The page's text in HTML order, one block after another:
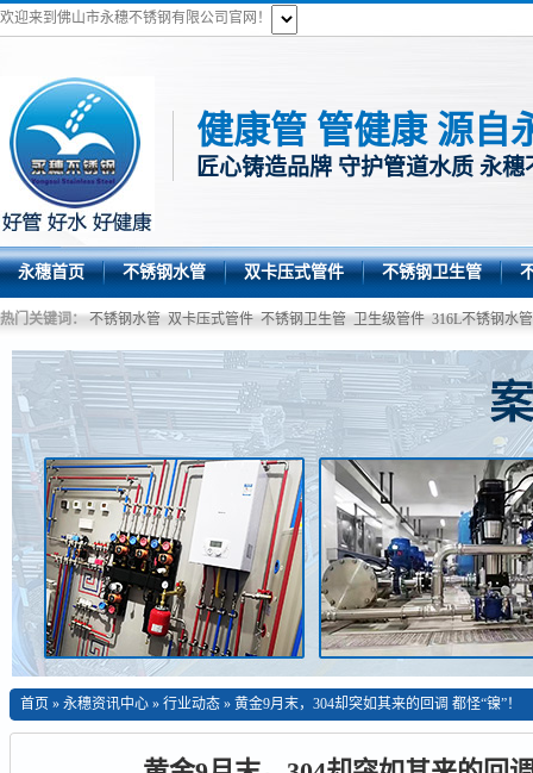
欢迎来到佛山市永穗不锈钢有限公司官网！
健康管 管健康 源自
匠心铸造品牌 守护管道水质 永穗
永穗首页 不锈钢水管 双卡压式管件 不锈钢卫生管
热门关键词： 不锈钢水管 双卡压式管件 不锈钢卫生管 卫生级管件 316L不锈钢水管
首页 »永穗资讯中心 »行业动态 »黄金9月末，304却突如其来的回调 都怪“镍”！